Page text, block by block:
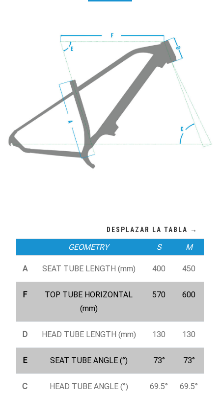
GEOMETRY S M
A SEAT TUBE LENGTH (mm) 400 450
F
TOP TUBE HORIZONTAL
(mm)
570 600
D HEAD TUBE LENGTH (mm) 130 130
E SEAT TUBE ANGLE (°) 73° 73°
C HEAD TUBE ANGLE (°) 69.5° 69.5°